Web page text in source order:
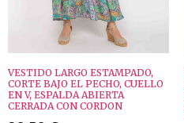
VESTIDO LARGO ESTAMPADO,
CORTE BAJO EL PECHO, CUELLO
EN V, ESPALDA ABIERTA
CERRADA CON CORDON